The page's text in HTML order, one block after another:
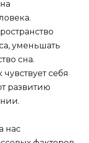
уменьшать
сна.
себя
развитию
нас